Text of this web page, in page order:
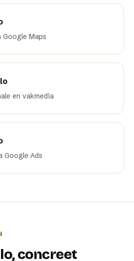
Google Maps
en vakmedia
Google Ads
, concreet